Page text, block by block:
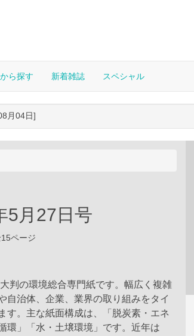
ら探す 新着雑誌 スペシャル
月04日]
5月27日号
ページ
判の環境総合専門紙です。幅広く複雑
自治体、企業、業界の取り組みをタイ
す。主な紙面構成は、「脱炭素・エネ
環」「水・土壌環境」です。近年は